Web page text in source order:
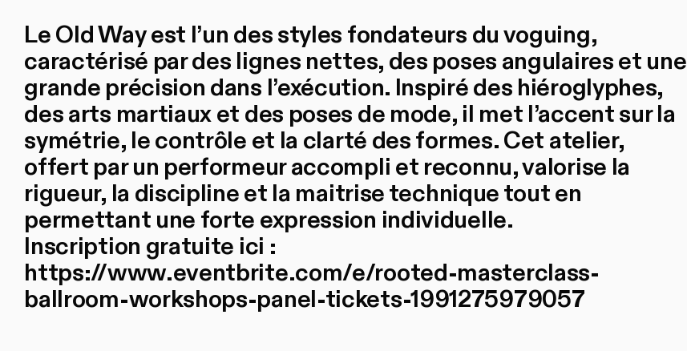
Le Old Way est l’un des styles fondateurs du voguing,
caractérisé par des lignes nettes, des poses angulaires et une
grande précision dans l’exécution. Inspiré des hiéroglyphes,
des arts martiaux et des poses de mode, il met l’accent sur la
symétrie, le contrôle et la clarté des formes. Cet atelier,
offert par un performeur accompli et reconnu, valorise la
rigueur, la discipline et la maitrise technique tout en
permettant une forte expression individuelle.
Inscription gratuite ici :
https://www.eventbrite.com/e/rooted-masterclass-
ballroom-workshops-panel-tickets-1991275979057